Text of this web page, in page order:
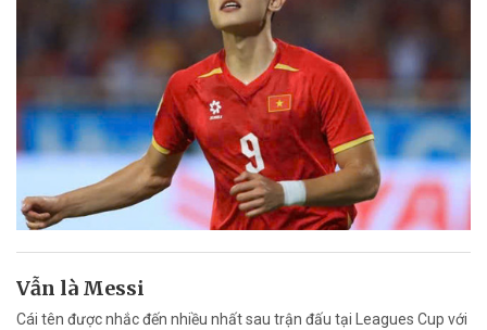
Vẫn là Messi
Cái tên được nhắc đến nhiều nhất sau trận đấu tại Leagues Cup với